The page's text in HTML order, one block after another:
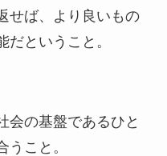
せば、より良いもの
ということ。
の基盤であるひと
うこと。